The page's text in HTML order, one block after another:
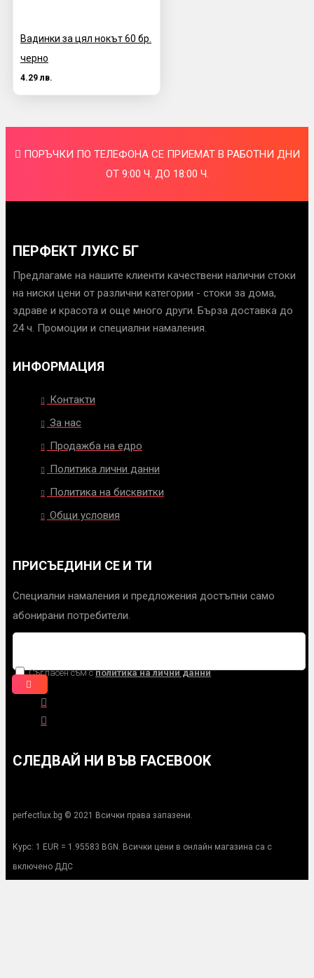
Вадинки за цял нокът 60 бр.
черно
4.29 лв.
ПОРЪЧКИ ПО ТЕЛЕФОНА СЕ ПРИЕМАТ В РАБОТНИ ДНИ
ОТ 9:00 Ч. ДО 18:00 Ч.
ПЕРФЕКТ ЛУКС БГ
Предлагаме на нашите клиенти качествени налични стоки
на ниски цени от различни категории - стоки за дома,
здраве и красота и още много други. Бърза доставка до
24 ч. Промоции и специални намаления.
ИНФОРМАЦИЯ
Контакти
За нас
Продажба на едро
Политика лични данни
Политика на бисквитки
Общи условия
ПРИСЪЕДИНИ СЕ И ТИ
Специални намаления и предложения достъпни само
абонирани потребители.
Съгласен съм сполитика на лични данни
СЛЕДВАЙ НИ ВЪВ FACEBOOK
perfectlux.bg © 2021 Всички права запазени.
Курс: 1 EUR = 1.95583 BGN. Всички цени в онлайн магазина са с
включено ДДС